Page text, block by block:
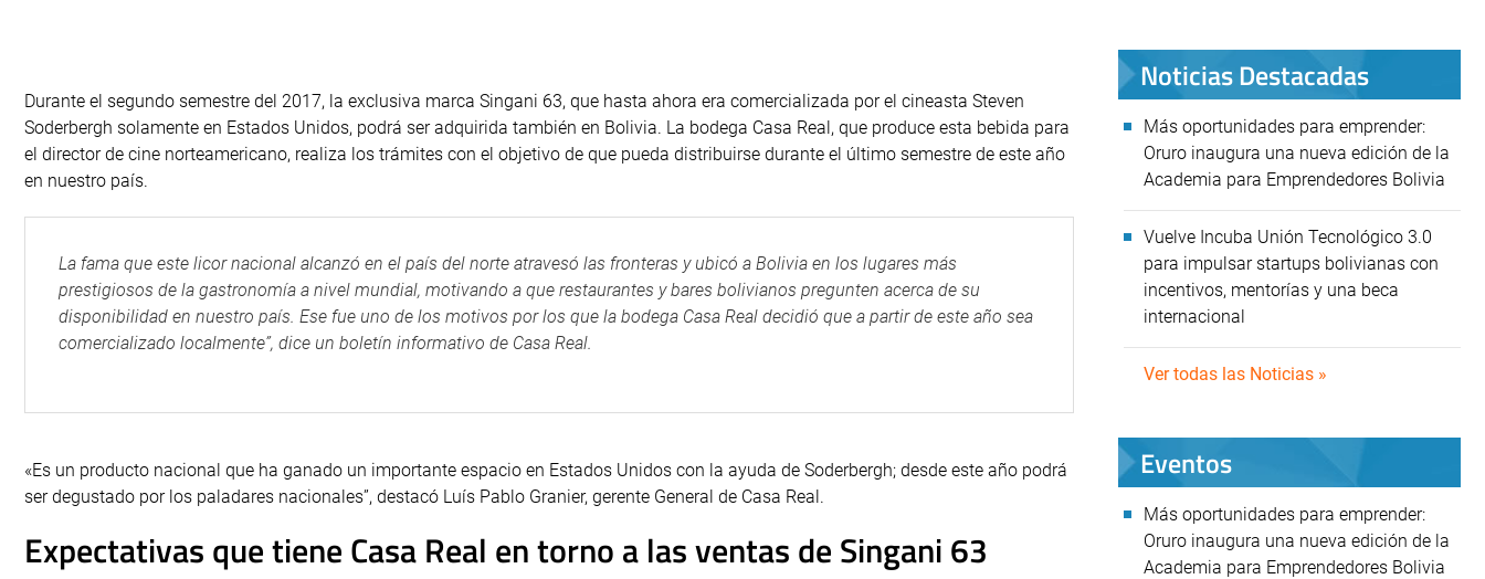
Durante el segundo semestre del 2017, la exclusiva marca Singani 63, que hasta ahora era comercializada por el cineasta Steven
Soderbergh solamente en Estados Unidos, podrá ser adquirida también en Bolivia. La bodega Casa Real, que produce esta bebida para
el director de cine norteamericano, realiza los trámites con el objetivo de que pueda distribuirse durante el último semestre de este año
en nuestro país.
La fama que este licor nacional alcanzó en el país del norte atravesó las fronteras y ubicó a Bolivia en los lugares más
prestigiosos de la gastronomía a nivel mundial, motivando a que restaurantes y bares bolivianos pregunten acerca de su
disponibilidad en nuestro país. Ese fue uno de los motivos por los que la bodega Casa Real decidió que a partir de este año sea
comercializado localmente”, dice un boletín informativo de Casa Real.
«Es un producto nacional que ha ganado un importante espacio en Estados Unidos con la ayuda de Soderbergh; desde este año podrá
ser degustado por los paladares nacionales”, destacó Luís Pablo Granier, gerente General de Casa Real.
Expectativas que tiene Casa Real en torno a las ventas de Singani 63
Noticias Destacadas
Más oportunidades para emprender:
Oruro inaugura una nueva edición de la
Academia para Emprendedores Bolivia
Vuelve Incuba Unión Tecnológico 3.0
para impulsar startups bolivianas con
incentivos, mentorías y una beca
internacional
Ver todas las Noticias »
Eventos
Más oportunidades para emprender:
Oruro inaugura una nueva edición de la
Academia para Emprendedores Bolivia